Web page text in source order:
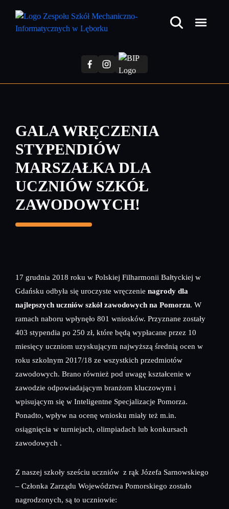
treści
GALA WRĘCZENIA
STYPENDIÓW
MARSZAŁKA DLA
UCZNIÓW SZKÓŁ
ZAWODOWYCH!
17 grudnia 2018 roku w Polskiej Filharmonii Bałtyckiej w
Gdańsku odbyła się uroczyste wręczenie nagrody dla
najlepszych uczniów szkół zawodowych na Pomorzu. W
ramach naboru wpłynęło 801 wniosków. Przyznane zostały
403 stypendia po 250 zł, które będą wypłacane przez 10
miesięcy uczniom uzyskującym najwyższą średnią ocen w
roku szkolnym 2017/18 ze wszystkich przedmiotów
zawodowych. Brano również pod uwagę kształcenie w
zawodzie odpowiadającym branżom kluczowym i
wpisującym się w Inteligentne Specjalizacje Pomorza.
Ponadto, wpływ na ocenę wniosku miały też m.in.
osiągnięcia w turniejach, olimpiadach lub konkursach
zawodowych .
Z naszej szkoły sześciu uczniów z rąk Józefa Sarnowskiego
– Członka Zarządu Województwa Pomorskiego zostało
nagrodzonych, są to uczniowie: